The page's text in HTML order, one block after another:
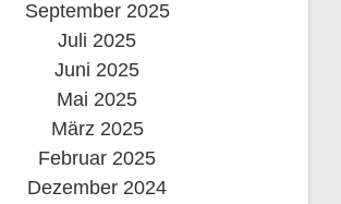
September 2025
Juli 2025
Juni 2025
Mai 2025
März 2025
Februar 2025
Dezember 2024